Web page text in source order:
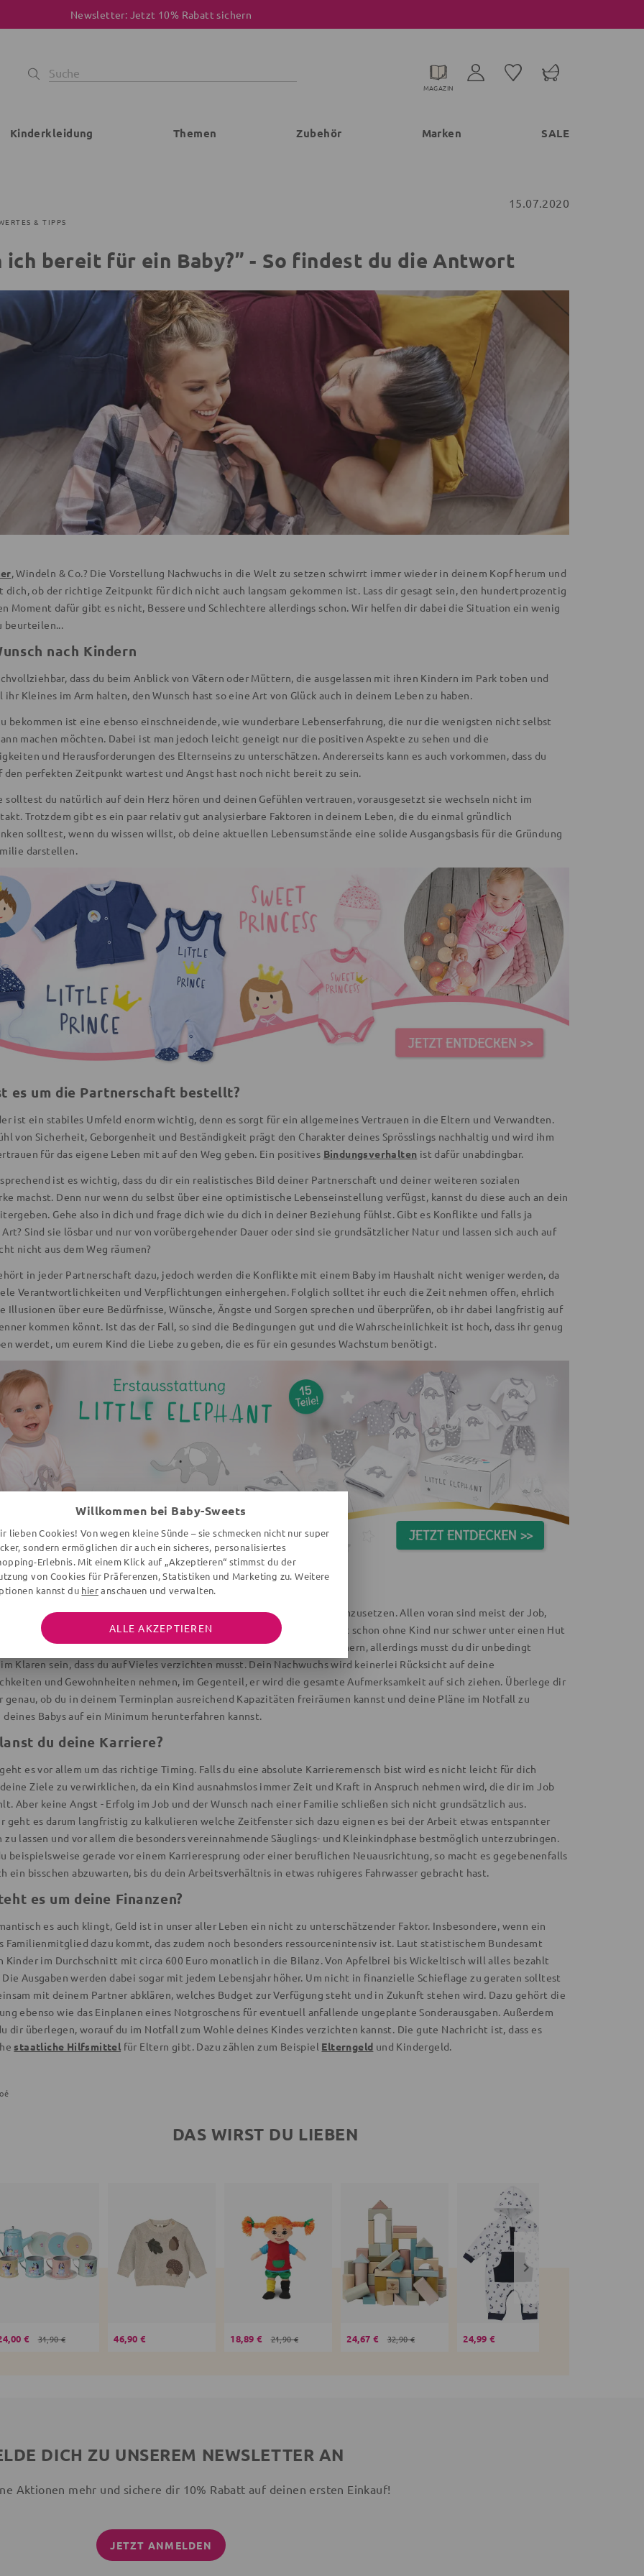
Newsletter: Jetzt 10% Rabatt sichern
MAGAZIN
Kinderkleidung Themen Zubehör Marken SALE
15.07.2020
& TIPPS
ich bereit für ein Baby?” - So findest du die Antwort
, Windeln & Co.? Die Vorstellung Nachwuchs in die Welt zu setzen schwirrt immer wieder in deinem Kopf herum und
dich, ob der richtige Zeitpunkt für dich nicht auch langsam gekommen ist. Lass dir gesagt sein, den hundertprozentig
Moment dafür gibt es nicht, Bessere und Schlechtere allerdings schon. Wir helfen dir dabei die Situation ein wenig
beurteilen...
nach Kindern
dass du beim Anblick von Vätern oder Müttern, die ausgelassen mit ihren Kindern im Park toben und
ihr Kleines im Arm halten, den Wunsch hast so eine Art von Glück auch in deinem Leben zu haben.
bekommen ist eine ebenso einschneidende, wie wunderbare Lebenserfahrung, die nur die wenigsten nicht selbst
machen möchten. Dabei ist man jedoch leicht geneigt nur die positiven Aspekte zu sehen und die
und Herausforderungen des Elternseins zu unterschätzen. Andererseits kann es auch vorkommen, dass du
den perfekten Zeitpunkt wartest und Angst hast noch nicht bereit zu sein.
solltest du natürlich auf dein Herz hören und deinen Gefühlen vertrauen, vorausgesetzt sie wechseln nicht im
Trotzdem gibt es ein paar relativ gut analysierbare Faktoren in deinem Leben, die du einmal gründlich
solltest, wenn du wissen willst, ob deine aktuellen Lebensumstände eine solide Ausgangsbasis für die Gründung
darstellen.
es um die Partnerschaft bestellt?
ist ein stabiles Umfeld enorm wichtig, denn es sorgt für ein allgemeines Vertrauen in die Eltern und Verwandten.
von Sicherheit, Geborgenheit und Beständigkeit prägt den Charakter deines Sprösslings nachhaltig und wird ihm
für das eigene Leben mit auf den Weg geben. Ein positives Bindungsverhalten ist dafür unabdingbar.
ist es wichtig, dass du dir ein realistisches Bild deiner Partnerschaft und deiner weiteren sozialen
machst. Denn nur wenn du selbst über eine optimistische Lebenseinstellung verfügst, kannst du diese auch an dein
Gehe also in dich und frage dich wie du dich in deiner Beziehung fühlst. Gibt es Konflikte und falls ja
Sind sie lösbar und nur von vorübergehender Dauer oder sind sie grundsätzlicher Natur und lassen sich auch auf
nicht aus dem Weg räumen?
in jeder Partnerschaft dazu, jedoch werden die Konflikte mit einem Baby im Haushalt nicht weniger werden, da
Verantwortlichkeiten und Verpflichtungen einhergehen. Folglich solltet ihr euch die Zeit nehmen offen, ehrlich
Illusionen über eure Bedürfnisse, Wünsche, Ängste und Sorgen sprechen und überprüfen, ob ihr dabei langfristig auf
kommen könnt. Ist das der Fall, so sind die Bedingungen gut und die Wahrscheinlichkeit ist hoch, dass ihr genug
werdet, um eurem Kind die Liebe zu geben, die es für ein gesundes Wachstum benötigt.
dein Zeitmanagement aus?
Absichten sind nutzlos, wenn du keine Zeit hast sie auch in die Tat umzusetzen. Allen voran sind meist der Job,
Verpflichtungen, Freunde und Hobbys die Eckpfeiler des Alltags, die oft schon ohne Kind nur schwer unter einen Hut
sind und Kompromisse erfordern. Ein Kind wird dein Leben bereichern, allerdings musst du dir unbedingt
Klaren sein, dass du auf Vieles verzichten musst. Dein Nachwuchs wird keinerlei Rücksicht auf deine
und Gewohnheiten nehmen, im Gegenteil, er wird die gesamte Aufmerksamkeit auf sich ziehen. Überlege dir
genau, ob du in deinem Terminplan ausreichend Kapazitäten freiräumen kannst und deine Pläne im Notfall zu
deines Babys auf ein Minimum herunterfahren kannst.
du deine Karriere?
es vor allem um das richtige Timing. Falls du eine absolute Karrieremensch bist wird es nicht leicht für dich
Ziele zu verwirklichen, da ein Kind ausnahmslos immer Zeit und Kraft in Anspruch nehmen wird, die dir im Job
Aber keine Angst - Erfolg im Job und der Wunsch nach einer Familie schließen sich nicht grundsätzlich aus.
geht es darum langfristig zu kalkulieren welche Zeitfenster sich dazu eignen es bei der Arbeit etwas entspannter
zu lassen und vor allem die besonders vereinnahmende Säuglings- und Kleinkindphase bestmöglich unterzubringen.
beispielsweise gerade vor einem Karrieresprung oder einer beruflichen Neuausrichtung, so macht es gegebenenfalls
ein bisschen abzuwarten, bis du dein Arbeitsverhältnis in etwas ruhigeres Fahrwasser gebracht hast.
es um deine Finanzen?
es auch klingt, Geld ist in unser aller Leben ein nicht zu unterschätzender Faktor. Insbesondere, wenn ein
Familienmitglied dazu kommt, das zudem noch besonders ressourcenintensiv ist. Laut statistischem Bundesamt
Kinder im Durchschnitt mit circa 600 Euro monatlich in die Bilanz. Von Apfelbrei bis Wickeltisch will alles bezahlt
Ausgaben werden dabei sogar mit jedem Lebensjahr höher. Um nicht in finanzielle Schieflage zu geraten solltest
mit deinem Partner abklären, welches Budget zur Verfügung steht und in Zukunft stehen wird. Dazu gehört die
ebenso wie das Einplanen eines Notgroschens für eventuell anfallende ungeplante Sonderausgaben. Außerdem
dir überlegen, worauf du im Notfall zum Wohle deines Kindes verzichten kannst. Die gute Nachricht ist, dass es
staatliche Hilfsmittel für Eltern gibt. Dazu zählen zum Beispiel Elterngeld und Kindergeld.
DAS WIRST DU LIEBEN
€ 31,90 € 46,90 € 18,89 € 21,90 € 24,67 € 32,90 € 24,99 €
DICH ZU UNSEREM NEWSLETTER AN
Aktionen mehr und sichere dir 10% Rabatt auf deinen ersten Einkauf!
JETZT ANMELDEN
Willkommen bei Baby-Sweets
lieben Cookies! Von wegen kleine Sünde – sie schmecken nicht nur super
sondern ermöglichen dir auch ein sicheres, personalisiertes
Erlebnis. Mit einem Klick auf „Akzeptieren“ stimmst du der
von Cookies für Präferenzen, Statistiken und Marketing zu. Weitere
kannst du hieranschauen und verwalten.
ALLE AKZEPTIEREN